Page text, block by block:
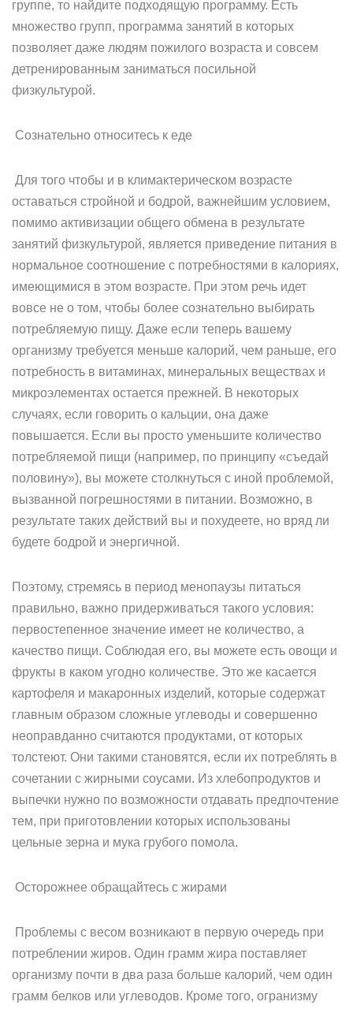
группе, то найдите подходящую программу. Есть
множество групп, программа занятий в которых
позволяет даже людям пожилого возраста и совсем
детренированным заниматься посильной
физкультурой.
Сознательно относитесь к еде
Для того чтобы и в климактерическом возрасте
оставаться стройной и бодрой, важнейшим условием,
помимо активизации общего обмена в результате
занятий физкультурой, является приведение питания в
нормальное соотношение с потребностями в калориях,
имеющимися в этом возрасте. При этом речь идет
вовсе не о том, чтобы более сознательно выбирать
потребляемую пищу. Даже если теперь вашему
организму требуется меньше калорий, чем раньше, его
потребность в витаминах, минеральных веществах и
микроэлементах остается прежней. В некоторых
случаях, если говорить о кальции, она даже
повышается. Если вы просто уменьшите количество
потребляемой пищи (например, по принципу «съедай
половину»), вы можете столкнуться с иной проблемой,
вызванной погрешностями в питании. Возможно, в
результате таких действий вы и похудеете, но вряд ли
будете бодрой и энергичной.
Поэтому, стремясь в период менопаузы питаться
правильно, важно придерживаться такого условия:
первостепенное значение имеет не количество, а
качество пищи. Соблюдая его, вы можете есть овощи и
фрукты в каком угодно количестве. Это же касается
картофеля и макаронных изделий, которые содержат
главным образом сложные углеводы и совершенно
неоправданно считаются продуктами, от которых
толстеют. Они такими становятся, если их потреблять в
сочетании с жирными соусами. Из хлебопродуктов и
выпечки нужно по возможности отдавать предпочтение
тем, при приготовлении которых использованы
цельные зерна и мука грубого помола.
Осторожнее обращайтесь с жирами
Проблемы с весом возникают в первую очередь при
потреблении жиров. Один грамм жира поставляет
организму почти в два раза больше калорий, чем один
грамм белков или углеводов. Кроме того, огранизму